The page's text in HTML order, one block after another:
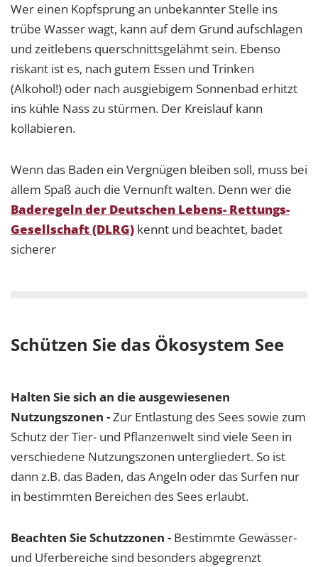
Wer einen Kopfsprung an unbekannter Stelle ins
trübe Wasser wagt, kann auf dem Grund aufschlagen
und zeitlebens querschnittsgelähmt sein. Ebenso
riskant ist es, nach gutem Essen und Trinken
(Alkohol!) oder nach ausgiebigem Sonnenbad erhitzt
ins kühle Nass zu stürmen. Der Kreislauf kann
kollabieren.
Wenn das Baden ein Vergnügen bleiben soll, muss bei
allem Spaß auch die Vernunft walten. Denn wer die
Baderegeln der Deutschen Lebens- Rettungs-
Gesellschaft (DLRG) kennt und beachtet, badet
sicherer
Schützen Sie das Ökosystem See
Halten Sie sich an die ausgewiesenen
Nutzungszonen -Zur Entlastung des Sees sowie zum
Schutz der Tier- und Pflanzenwelt sind viele Seen in
verschiedene Nutzungszonen untergliedert. So ist
dann z.B. das Baden, das Angeln oder das Surfen nur
in bestimmten Bereichen des Sees erlaubt.
Beachten Sie Schutzzonen - Bestimmte Gewässer-
und Uferbereiche sind besonders abgegrenzt